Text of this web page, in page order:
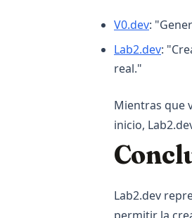
V0.dev(opens
:
Lab2.dev:
real."
Mientras que
inicio,
Lab2.dev